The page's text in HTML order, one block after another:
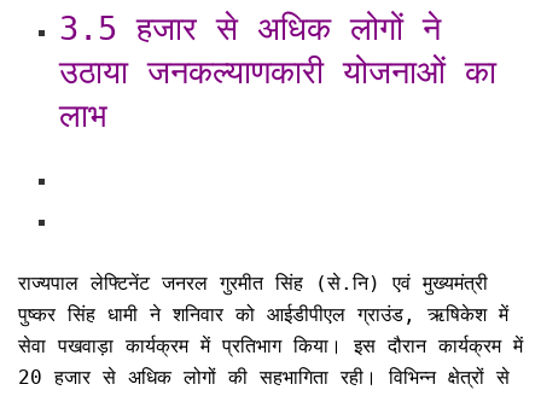
3.5 हजार से अधिक लोगों ने
उठाया जनकल्याणकारी योजनाओं का
लाभ
राज्यपाल लेफ्टिनेंट जनरल गुरमीत सिंह (से.नि) एवं मुख्यमंत्री
पुष्कर सिंह धामी ने शनिवार को आईडीपीएल ग्राउंड, ऋषिकेश में
सेवा पखवाड़ा कार्यक्रम में प्रतिभाग किया। इस दौरान कार्यक्रम में
20 हजार से अधिक लोगों की सहभागिता रही। विभिन्न क्षेत्रों से